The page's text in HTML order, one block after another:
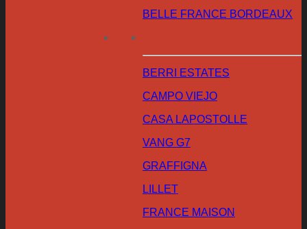
BELLE FRANCE BORDEAUX
BERRI ESTATES
CAMPO VIEJO
CASA LAPOSTOLLE
VANG G7
GRAFFIGNA
LILLET
FRANCE MAISON